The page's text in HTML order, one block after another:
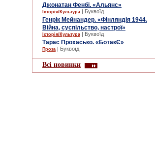
Джонатан Фенбі. «Альянс»
Історія/Культура | Буквоїд
Генрік Мейнандер. «Фінляндія 1944.
Війна, суспільство, настрої»
Історія/Культура | Буквоїд
Тарас Прохасько. «БотакЄ»
Проза | Буквоїд
Всі новинки